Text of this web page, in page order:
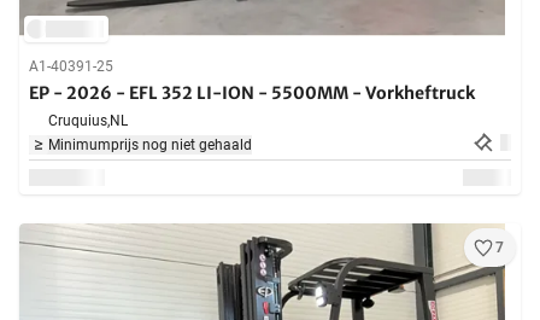
A1-40391-25
EP - 2026 - EFL 352 LI-ION - 5500MM - Vorkheftruck
Cruquius,NL
Minimumprijs nog niet gehaald
7